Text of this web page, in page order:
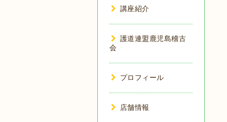
講座紹介
護道連盟鹿児島稽古
会
プロフィール
店舗情報